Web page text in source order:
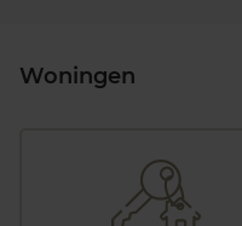
Woningen